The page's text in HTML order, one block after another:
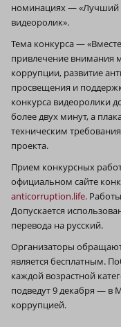
номинациях — «Лучший
видеоролик».
Тема конкурса —
привлечение внимания
коррупции, развитие
просвещения и
конкурса видеоролики
более двух минут, а
техническим
проекта.
Прием конкурсных
официальном сайте
anticorruption.life.
Допускается
перевода на русский.
Организаторы
является бесплатным.
каждой возрастной
подведут 9 декабря —
коррупцией.